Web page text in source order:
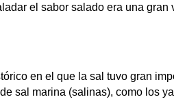
el sabor salado era una
en el que la sal tuvo gran
sal marina (salinas), como los